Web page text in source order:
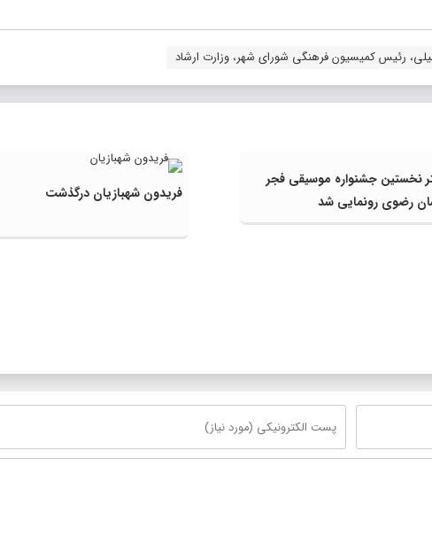
رئیس کمیسیون فرهنگی شورای شهر، وزارت ارشاد
نخستین جشنواره موسیقی فجر
رضوی رونمایی شد
فریدون شهبازیان درگذشت